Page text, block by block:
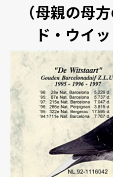
（母親の母
ド・ウイ